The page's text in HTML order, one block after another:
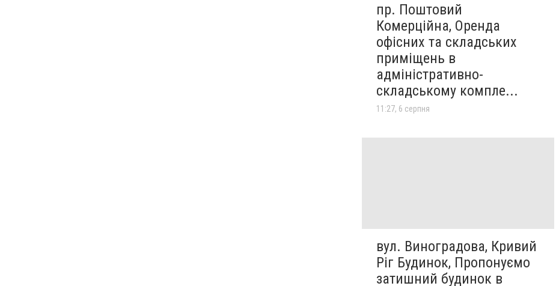
пр. Поштовий
Комерційна, Оренда
офісних та складських
приміщень в
адміністративно-
складському компле...
11:27, 6 серпня
вул. Виноградова, Кривий
Ріг Будинок, Пропонуємо
затишний будинок в